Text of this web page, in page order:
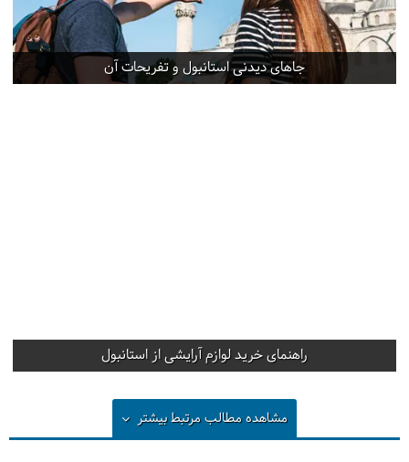
جاهای دیدنی استانبول و تفریحات آن
راهنمای خرید لوازم آرایشی از استانبول
مشاهده مطالب مرتبطبیشتر